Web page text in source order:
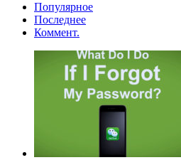
Популярное
Последнее
Коммент.